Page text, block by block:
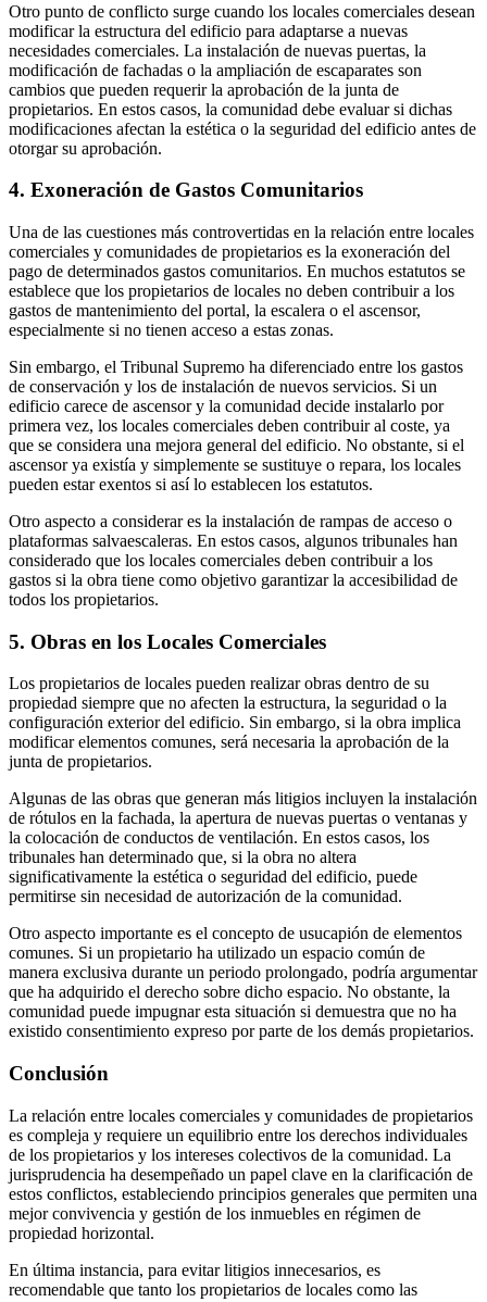
Otro punto de conflicto surge cuando los locales comerciales desean
modificar la estructura del edificio para adaptarse a nuevas
necesidades comerciales. La instalación de nuevas puertas, la
modificación de fachadas o la ampliación de escaparates son
cambios que pueden requerir la aprobación de la junta de
propietarios. En estos casos, la comunidad debe evaluar si dichas
modificaciones afectan la estética o la seguridad del edificio antes de
otorgar su aprobación.
4. Exoneración de Gastos Comunitarios
Una de las cuestiones más controvertidas en la relación entre locales
comerciales y comunidades de propietarios es la exoneración del
pago de determinados gastos comunitarios. En muchos estatutos se
establece que los propietarios de locales no deben contribuir a los
gastos de mantenimiento del portal, la escalera o el ascensor,
especialmente si no tienen acceso a estas zonas.
Sin embargo, el Tribunal Supremo ha diferenciado entre los gastos
de conservación y los de instalación de nuevos servicios. Si un
edificio carece de ascensor y la comunidad decide instalarlo por
primera vez, los locales comerciales deben contribuir al coste, ya
que se considera una mejora general del edificio. No obstante, si el
ascensor ya existía y simplemente se sustituye o repara, los locales
pueden estar exentos si así lo establecen los estatutos.
Otro aspecto a considerar es la instalación de rampas de acceso o
plataformas salvaescaleras. En estos casos, algunos tribunales han
considerado que los locales comerciales deben contribuir a los
gastos si la obra tiene como objetivo garantizar la accesibilidad de
todos los propietarios.
5. Obras en los Locales Comerciales
Los propietarios de locales pueden realizar obras dentro de su
propiedad siempre que no afecten la estructura, la seguridad o la
configuración exterior del edificio. Sin embargo, si la obra implica
modificar elementos comunes, será necesaria la aprobación de la
junta de propietarios.
Algunas de las obras que generan más litigios incluyen la instalación
de rótulos en la fachada, la apertura de nuevas puertas o ventanas y
la colocación de conductos de ventilación. En estos casos, los
tribunales han determinado que, si la obra no altera
significativamente la estética o seguridad del edificio, puede
permitirse sin necesidad de autorización de la comunidad.
Otro aspecto importante es el concepto de usucapión de elementos
comunes. Si un propietario ha utilizado un espacio común de
manera exclusiva durante un periodo prolongado, podría argumentar
que ha adquirido el derecho sobre dicho espacio. No obstante, la
comunidad puede impugnar esta situación si demuestra que no ha
existido consentimiento expreso por parte de los demás propietarios.
Conclusión
La relación entre locales comerciales y comunidades de propietarios
es compleja y requiere un equilibrio entre los derechos individuales
de los propietarios y los intereses colectivos de la comunidad. La
jurisprudencia ha desempeñado un papel clave en la clarificación de
estos conflictos, estableciendo principios generales que permiten una
mejor convivencia y gestión de los inmuebles en régimen de
propiedad horizontal.
En última instancia, para evitar litigios innecesarios, es
recomendable que tanto los propietarios de locales como las